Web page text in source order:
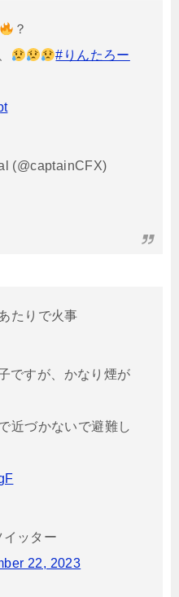
？
#りんたろー
(@captainCFX)
たりで火事
ですが、かなり煙が
近づかないで避難し
ッター
22, 2023